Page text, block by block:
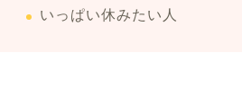
いっぱい休みたい人